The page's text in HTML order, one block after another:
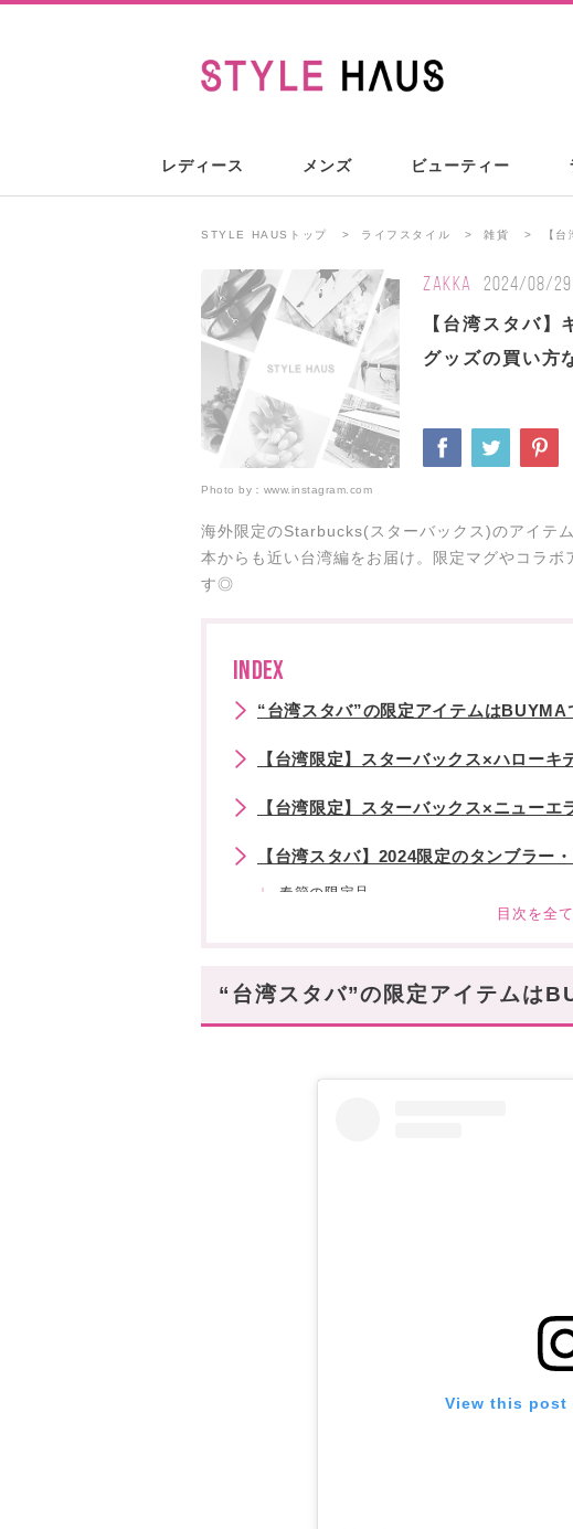
レディース メンズ ビューティー
STYLE HAUSトップ ライフスタイル 雑貨 【
ZAKKA 2024/08/29
【台湾スタバ
グッズの買い方
Photo by： www.instagram.com
海外限定のStarbucks(スターバックス)のアイテ
本からも近い台湾編をお届け。限定マグやコラ
す◎
INDEX
“台湾スタバ”の限定アイテムはBUYMA
【台湾限定】スターバックス×ハローキ
【台湾限定】スターバックス×ニューエ
【台湾スタバ】2024限定のタンブラー
春節の限定品
まとめ
“台湾スタバ”の限定アイテムは
View this post